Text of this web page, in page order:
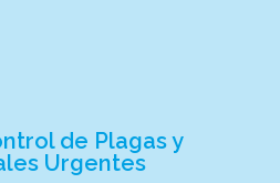
de Plagas y
Urgentes